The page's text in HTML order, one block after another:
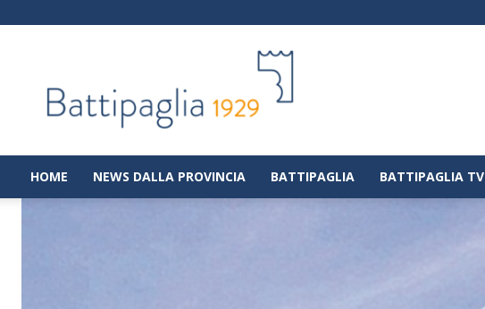
|
Notizie
dalla
città
di
HOME NEWS DALLA PROVINCIA BATTIPAGLIA BATTIPAGLIA TV